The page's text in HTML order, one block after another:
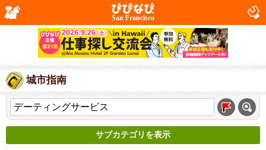
San Francisco
城市指南
サブカテゴリを表示